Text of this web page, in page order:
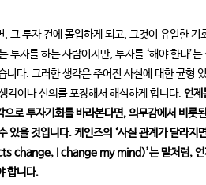
, 그 투자 건에 몰입하게 되고, 그것이 유일한 기
투자를 하는 사람이지만, 투자를 ‘해야 한다’는
니다. 그러한 생각은 주어진 사실에 대한 균형
각이나 선의를 포장해서 해석하게 합니다. 언제
으로 투자기회를 바라본다면, 의무감에서 비롯
있을 것입니다. 케인즈의 ‘사실 관계가 달라지
change, I change my mind)’는 말처럼, 언
합니다.